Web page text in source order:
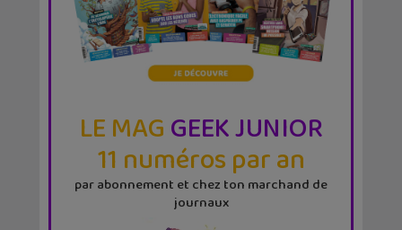
LE MAGGEEK JUNIOR
11 numéros par an
par abonnement et chez ton marchand de
journaux